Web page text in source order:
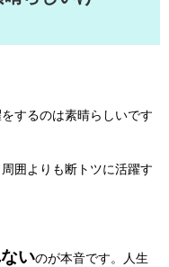
するのは素晴らしいです
囲よりも断トツに活躍す
いのが本音です。人生